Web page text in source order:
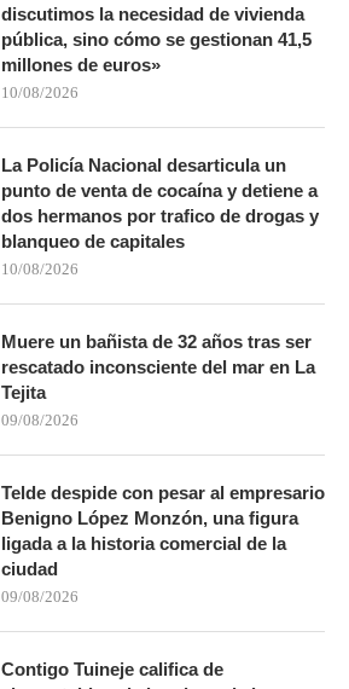
discutimos la necesidad de vivienda
pública, sino cómo se gestionan 41,5
millones de euros»
10/08/2026
La Policía Nacional desarticula un
punto de venta de cocaína y detiene a
dos hermanos por trafico de drogas y
blanqueo de capitales
10/08/2026
Muere un bañista de 32 años tras ser
rescatado inconsciente del mar en La
Tejita
09/08/2026
Telde despide con pesar al empresario
Benigno López Monzón, una figura
ligada a la historia comercial de la
ciudad
09/08/2026
Contigo Tuineje califica de